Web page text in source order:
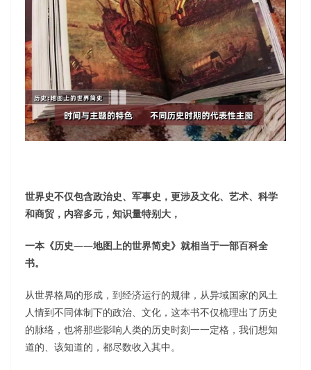
世界史不仅包含政治史、军事史，更涉及文化、艺术、科学
和商贸，内容多元，知识量特别大，
一本《历史——地图上的世界简史》就相当于一部百科全
书。
从世界格局的形成，到经济运行的规律，从异域国家的风土
人情到不同体制下的政治、文化，这本书不仅梳理出了历史
的脉络，也将那些影响人类的历史时刻一一定格，我们想知
道的、该知道的，都尽数收入其中。